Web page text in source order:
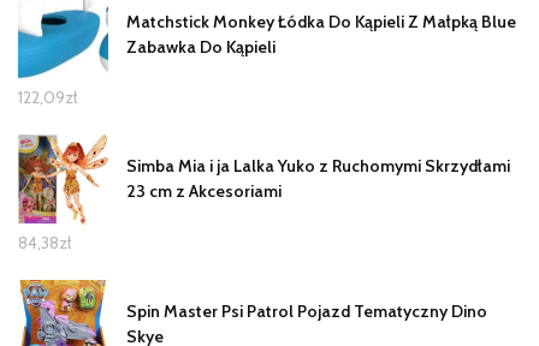
Matchstick Monkey Łódka Do Kąpieli Z Małpką Blue
Zabawka Do Kąpieli
122,09zł
Simba Mia i ja Lalka Yuko z Ruchomymi Skrzydłami
23 cm z Akcesoriami
84,38zł
Spin Master Psi Patrol Pojazd Tematyczny Dino
Skye